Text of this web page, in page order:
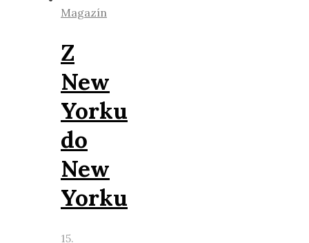
Magazín
Z
New
Yorku
do
New
Yorku
15.